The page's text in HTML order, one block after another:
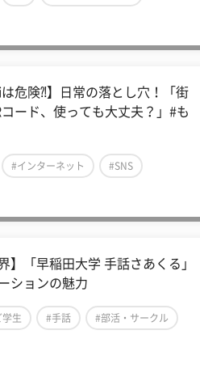
は危険⁈】日常の落とし穴！「街
ード、使っても大丈夫？」#も
#インターネット #SNS
】「早稲田大学 手話さあくる」
ションの魅力
学生 #手話 #部活・サークル